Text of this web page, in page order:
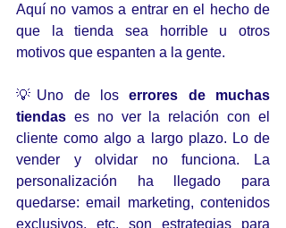
Aquí no vamos a entrar en el hecho de
que la tienda sea horrible u otros
motivos que espanten a la gente.
💡Uno de los errores de muchas
tiendas es no ver la relación con el
cliente como algo a largo plazo. Lo de
vender y olvidar no funciona. La
personalización ha llegado para
quedarse: email marketing, contenidos
exclusivos, etc. son estrategias para